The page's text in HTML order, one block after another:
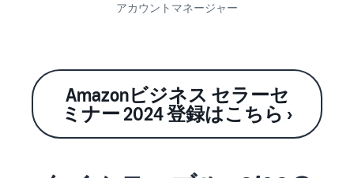
アカウントマネージャー
Amazonビジネス セラーセ
ミナー 2024 登録はこちら ›